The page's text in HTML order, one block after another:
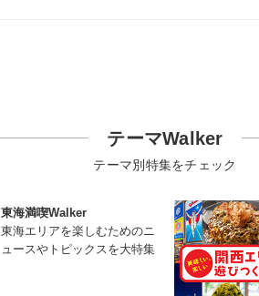
テーマWalker
テーマ別特集をチェック
東海満喫Walker
東海エリアを楽しむためのニ
ュースやトピックスを大特集